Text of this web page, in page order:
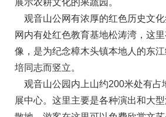
展示农耕文化的果蔬园。
观音山公网有浓厚的红色历史文
网内有处红色教育基地松涛湾，这
像，是为纪念樟木头镇本地人的东
培同志而竖立。
观音山公园内上山约200米处有占
展中心。这里主要是各种演出和大